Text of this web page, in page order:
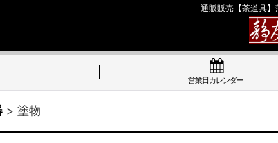
通販販売【茶道具
営業日カレンダー
> 塗物